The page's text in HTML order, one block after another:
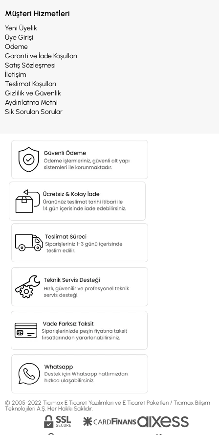
Müşteri Hizmetleri
Yeni Üyelik
Üye Girişi
Ödeme
Garanti ve İade Koşulları
Satış Sözleşmesi
İletişim
Teslimat Koşulları
Gizlilik ve Güvenlik
Aydınlatma Metni
Sık Sorulan Sorular
© 2005-2022 Ticimax E Ticaret Yazılımları ve E Ticaret Paketleri / Ticimax Bilişim
Teknolojileri A.Ş. Her Hakkı Saklıdır.